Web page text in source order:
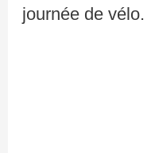
journée de vélo.